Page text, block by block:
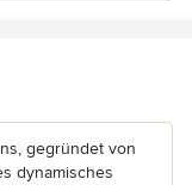
gegründet von
dynamisches